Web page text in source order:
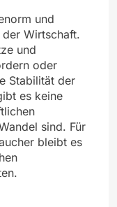
und
Wirtschaft.
und
oder
Stabilität der
es keine
sind. Für
bleibt es